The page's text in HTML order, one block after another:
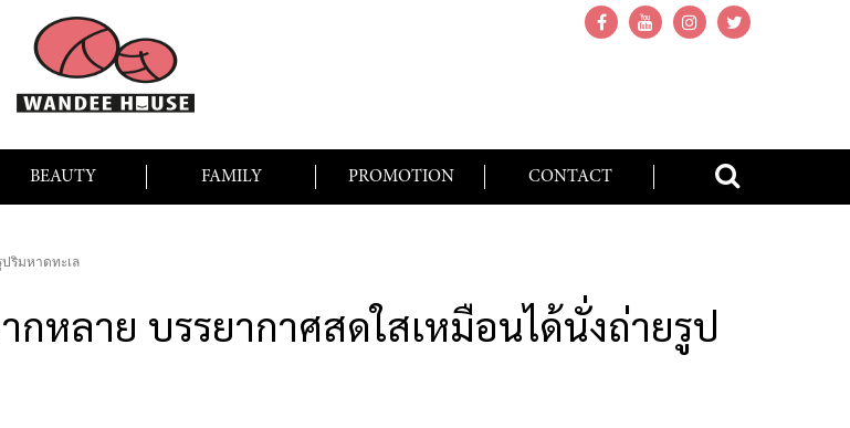
BEAUTY FAMILY PROMOTION CONTACT
ปริมหาดทะเล
กหลาย บรรยากาศสดใสเหมือนได้นั่งถ่ายรูป